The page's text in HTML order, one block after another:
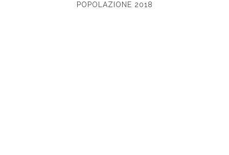
POPOLAZIONE 2018